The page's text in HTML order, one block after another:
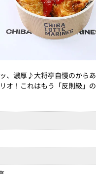
、濃厚♪大将亭自慢のから
オ！これはもう「反則級」